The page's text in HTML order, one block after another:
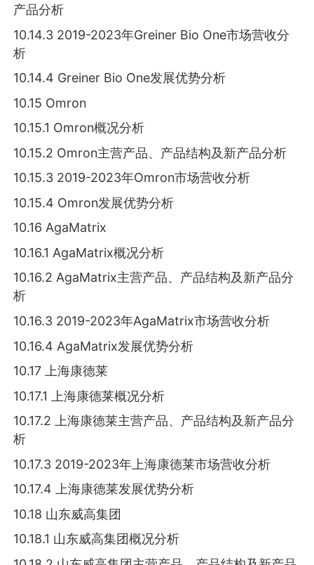
产品分析
10.14.3 2019-2023年Greiner Bio One市场营收分
析
10.14.4 Greiner Bio One发展优势分析
10.15 Omron
10.15.1 Omron概况分析
10.15.2 Omron主营产品、产品结构及新产品分析
10.15.3 2019-2023年Omron市场营收分析
10.15.4 Omron发展优势分析
10.16 AgaMatrix
10.16.1 AgaMatrix概况分析
10.16.2 AgaMatrix主营产品、产品结构及新产品分
析
10.16.3 2019-2023年AgaMatrix市场营收分析
10.16.4 AgaMatrix发展优势分析
10.17 上海康德莱
10.17.1 上海康德莱概况分析
10.17.2 上海康德莱主营产品、产品结构及新产品分
析
10.17.3 2019-2023年上海康德莱市场营收分析
10.17.4 上海康德莱发展优势分析
10.18 山东威高集团
10.18.1 山东威高集团概况分析